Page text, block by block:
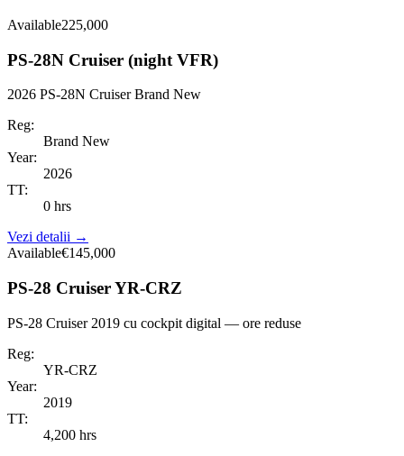
Available225,000
PS-28N Cruiser (night VFR)
2026 PS-28N Cruiser Brand New
Reg:
Brand New
Year:
2026
TT:
0 hrs
Vezi detalii →
Available€145,000
PS-28 Cruiser YR-CRZ
PS-28 Cruiser 2019 cu cockpit digital — ore reduse
Reg:
YR-CRZ
Year:
2019
TT:
4,200 hrs